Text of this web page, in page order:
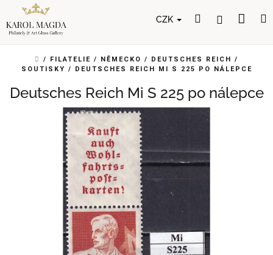
obsah
CZK HledatPřihlášení
DOMŮ
/ FILATELIE / NĚMECKO / DEUTSCHES REICH /
SOUTISKY / DEUTSCHES REICH MI S 225 PO NÁLEPCE
Deutsches Reich Mi S 225 po nálepce